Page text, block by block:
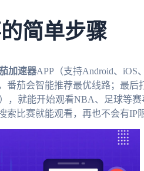
简单步骤
加速器APP（支持Android、iOS
番茄会智能推荐最优线路；最后
，就能开始观看NBA、足球等
比赛就能观看，再也不会有IP